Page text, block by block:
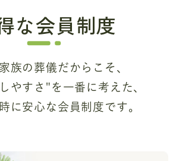
な会員制度
族の葬儀だからこそ、
やすさ"を一番に考えた、
に安心な会員制度です。